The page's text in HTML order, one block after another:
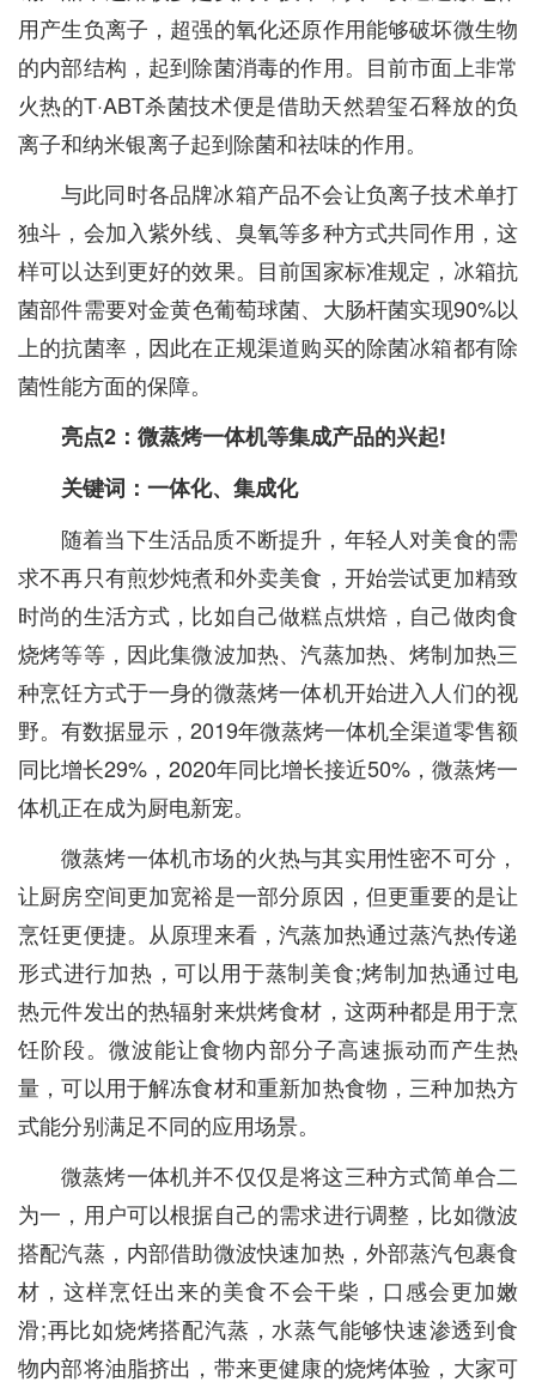
用产生负离子，超强的氧化还原作用能够破坏微生物
的内部结构，起到除菌消毒的作用。目前市面上非常
火热的T·ABT杀菌技术便是借助天然碧玺石释放的负
离子和纳米银离子起到除菌和祛味的作用。
与此同时各品牌冰箱产品不会让负离子技术单打
独斗，会加入紫外线、臭氧等多种方式共同作用，这
样可以达到更好的效果。目前国家标准规定，冰箱抗
菌部件需要对金黄色葡萄球菌、大肠杆菌实现90%以
上的抗菌率，因此在正规渠道购买的除菌冰箱都有除
菌性能方面的保障。
亮点2：微蒸烤一体机等集成产品的兴起!
关键词：一体化、集成化
随着当下生活品质不断提升，年轻人对美食的需
求不再只有煎炒炖煮和外卖美食，开始尝试更加精致
时尚的生活方式，比如自己做糕点烘焙，自己做肉食
烧烤等等，因此集微波加热、汽蒸加热、烤制加热三
种烹饪方式于一身的微蒸烤一体机开始进入人们的视
野。有数据显示，2019年微蒸烤一体机全渠道零售额
同比增长29%，2020年同比增长接近50%，微蒸烤一
体机正在成为厨电新宠。
微蒸烤一体机市场的火热与其实用性密不可分，
让厨房空间更加宽裕是一部分原因，但更重要的是让
烹饪更便捷。从原理来看，汽蒸加热通过蒸汽热传递
形式进行加热，可以用于蒸制美食;烤制加热通过电
热元件发出的热辐射来烘烤食材，这两种都是用于烹
饪阶段。微波能让食物内部分子高速振动而产生热
量，可以用于解冻食材和重新加热食物，三种加热方
式能分别满足不同的应用场景。
微蒸烤一体机并不仅仅是将这三种方式简单合二
为一，用户可以根据自己的需求进行调整，比如微波
搭配汽蒸，内部借助微波快速加热，外部蒸汽包裹食
材，这样烹饪出来的美食不会干柴，口感会更加嫩
滑;再比如烧烤搭配汽蒸，水蒸气能够快速渗透到食
物内部将油脂挤出，带来更健康的烧烤体验，大家可